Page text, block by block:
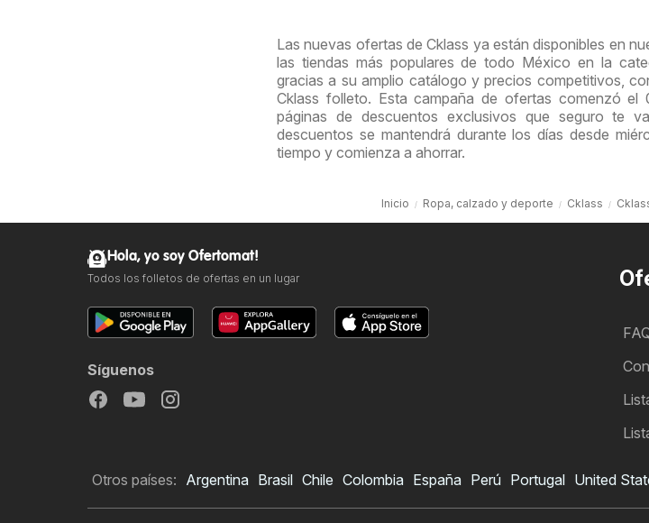
Folleto de Cklass
Las nuevas ofertas de Cklass ya están disponibles en
las tiendas más populares de todo México en la
gracias a su amplio catálogo y precios competitivos,
Cklass folleto. Esta campaña de ofertas comenzó
páginas de descuentos exclusivos que seguro te
descuentos se mantendrá durante los días desde
tiempo y comienza a ahorrar.
Inicio Ropa, calzado y deporte Cklass
Hola, yo soy Ofertomat!
Todos los folletos de ofertas en un lugar
Síguenos
Otros países: Argentina Brasil Chile Colombia España Perú Portugal United